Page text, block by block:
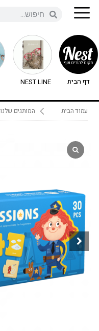
דף הבית NEST LINE
עמוד הבית המותגים שלנו